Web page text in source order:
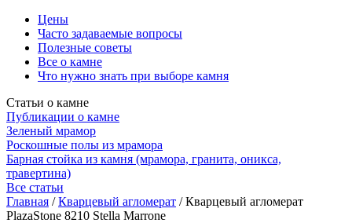
Цены
Часто задаваемые вопросы
Полезные советы
Все о камне
Что нужно знать при выборе камня
Статьи о камне
Публикации о камне
Зеленый мрамор
Роскошные полы из мрамора
Барная стойка из камня (мрамора, гранита, оникса,
травертина)
Все статьи
Главная / Кварцевый агломерат / Кварцевый агломерат
PlazaStone 8210 Stella Marrone